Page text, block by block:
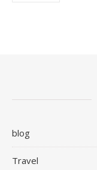
blog
Travel